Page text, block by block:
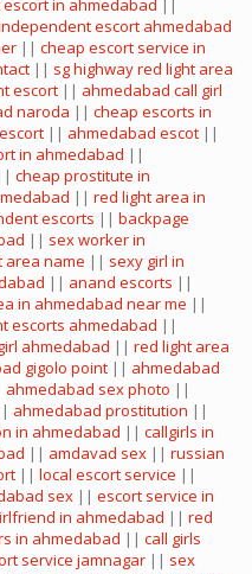
in ahmedabad ||
escort ahmedabad
|| cheap escort service in
|| sg highway red light area
escort || ahmedabad call girl
naroda || cheap escorts in
|| ahmedabad escot ||
in ahmedabad ||
|| cheap prostitute in
|| red light area in
escorts || backpage
|| sex worker in
area name || sexy girl in
|| anand escorts ||
in ahmedabad near me ||
escorts ahmedabad ||
ahmedabad || red light area
gigolo point || ahmedabad
ahmedabad sex photo ||
ahmedabad prostitution ||
in ahmedabad || callgirls in
|| amdavad sex || russian
|| local escort service ||
sex || escort service in
in ahmedabad || red
in ahmedabad || call girls
service jamnagar || sex